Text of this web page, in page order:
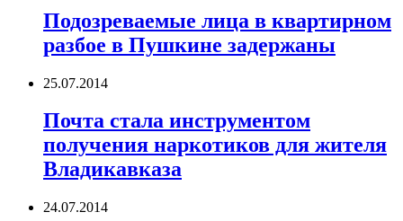
Подозреваемые лица в квартирном
разбое в Пушкине задержаны
25.07.2014
Почта стала инструментом
получения наркотиков для жителя
Владикавказа
24.07.2014